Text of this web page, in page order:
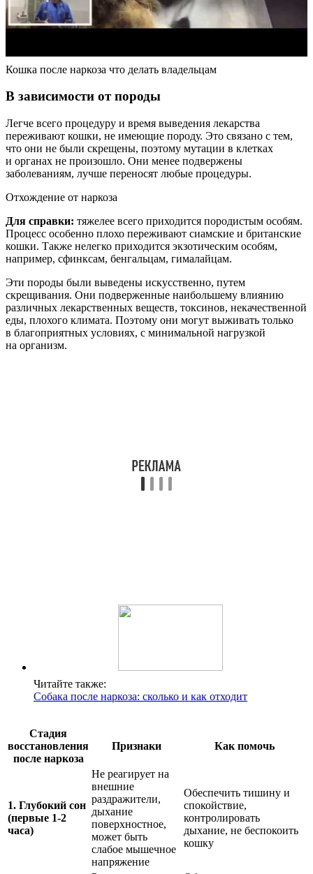
Кошка после наркоза что делать владельцам
В зависимости от породы
Легче всего процедуру и время выведения лекарства
переживают кошки, не имеющие породу. Это связано с тем,
что они не были скрещены, поэтому мутации в клетках
и органах не произошло. Они менее подвержены
заболеваниям, лучше переносят любые процедуры.
Отхождение от наркоза
Для справки: тяжелее всего приходится породистым особям.
Процесс особенно плохо переживают сиамские и британские
кошки. Также нелегко приходится экзотическим особям,
например, сфинксам, бенгальцам, гималайцам.
Эти породы были выведены искусственно, путем
скрещивания. Они подверженные наибольшему влиянию
различных лекарственных веществ, токсинов, некачественной
еды, плохого климата. Поэтому они могут выживать только
в благоприятных условиях, с минимальной нагрузкой
на организм.
Читайте также:
Собака после наркоза: сколько и как отходит
Стадия
восстановления
после наркоза
Признаки Как помочь
1. Глубокий сон
(первые 1-2
часа)
Не реагирует на
внешние
раздражители,
дыхание
поверхностное,
может быть
слабое мышечное
напряжение
Обеспечить тишину и
спокойствие,
контролировать
дыхание, не беспокоить
кошку